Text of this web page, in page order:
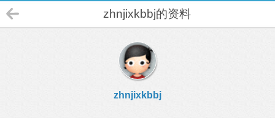
zhnjixkbbj的资料
zhnjixkbbj